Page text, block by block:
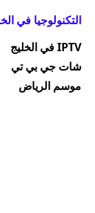
التكنولوجيا في
IPTV في الخليج
شات جي بي تي
موسم الرياض